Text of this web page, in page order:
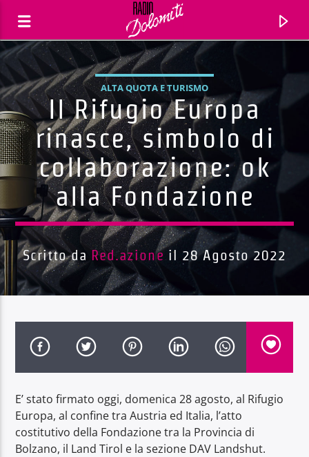
Traccia corrente
Titolo
Artista
Radio Dolomiti
ALTA QUOTA E TURISMO
Il Rifugio Europa
rinasce, simbolo di
collaborazione: ok
alla Fondazione
Scritto da Red.azione il 28 Agosto 2022
E’ stato firmato oggi, domenica 28 agosto, al Rifugio
Europa, al confine tra Austria ed Italia, l’atto
costitutivo della Fondazione tra la Provincia di
Bolzano, il Land Tirol e la sezione DAV Landshut.